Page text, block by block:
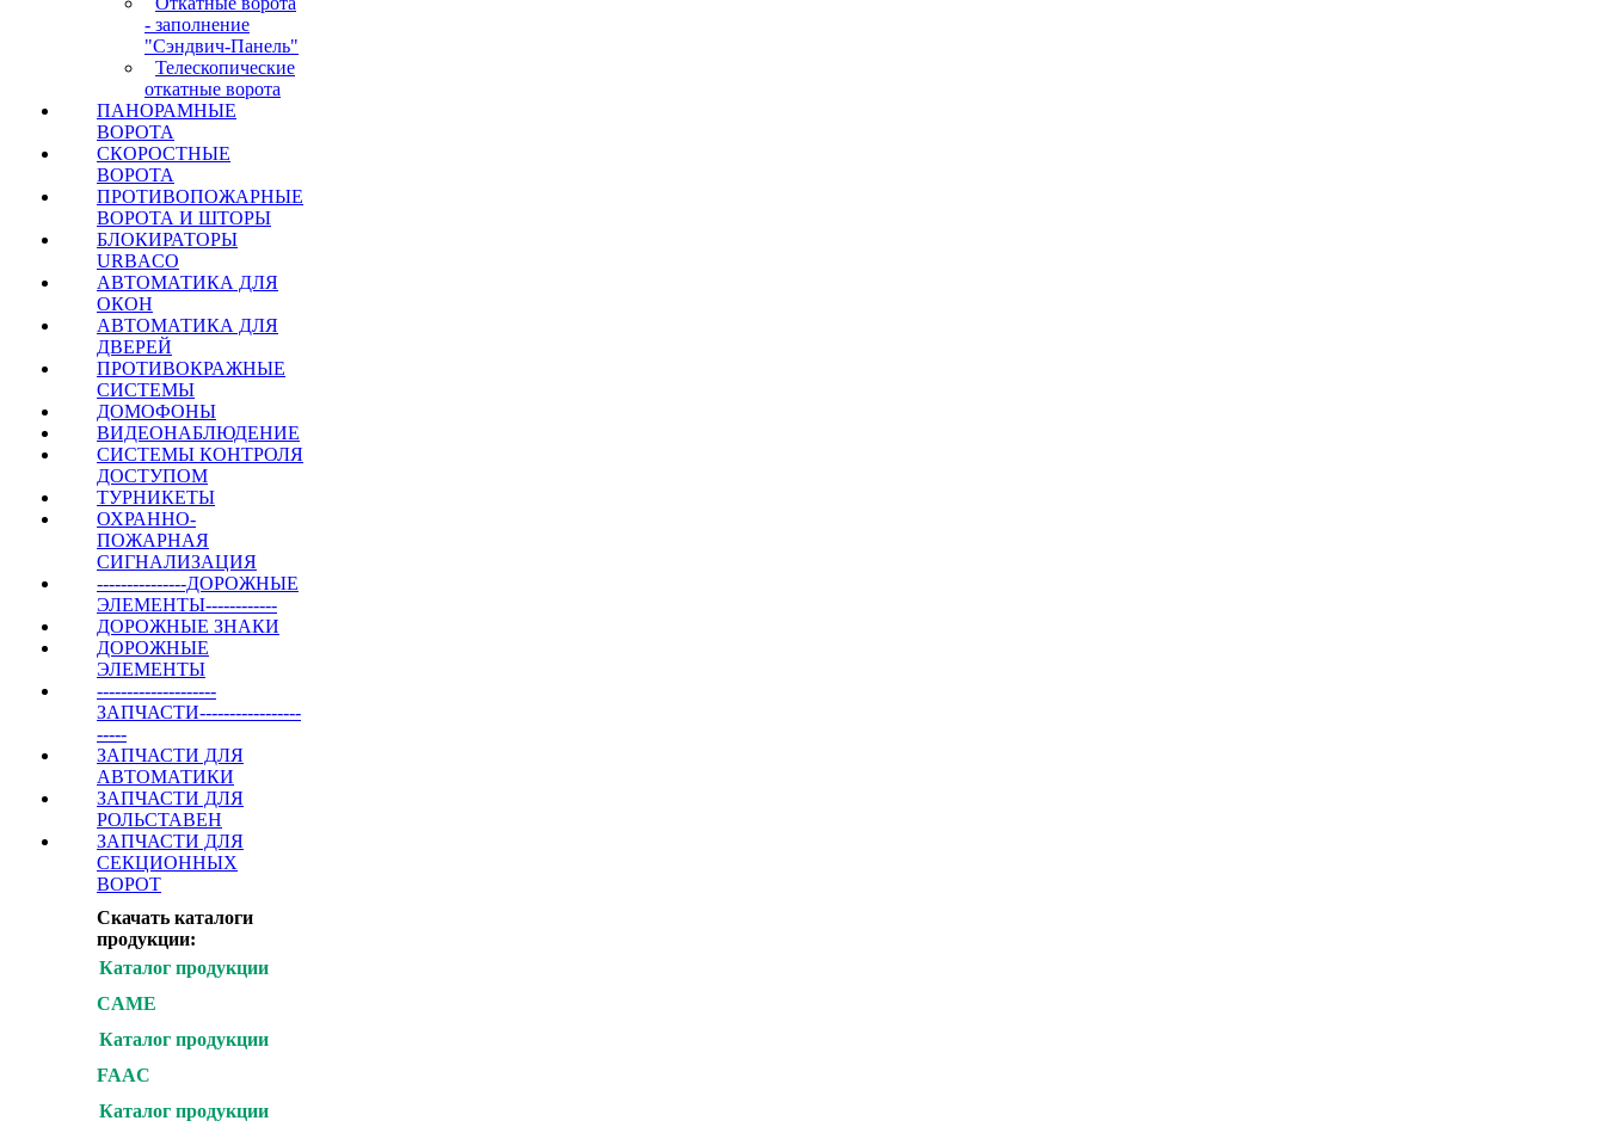
- заполнение
"Сэндвич-Панель"
Телескопические
откатные ворота
ПАНОРАМНЫЕ
ВОРОТА
СКОРОСТНЫЕ
ВОРОТА
ПРОТИВОПОЖАРНЫЕ
ВОРОТА И ШТОРЫ
БЛОКИРАТОРЫ
URBACO
АВТОМАТИКА ДЛЯ
ОКОН
АВТОМАТИКА ДЛЯ
ДВЕРЕЙ
ПРОТИВОКРАЖНЫЕ
СИСТЕМЫ
ДОМОФОНЫ
ВИДЕОНАБЛЮДЕНИЕ
СИСТЕМЫ КОНТРОЛЯ
ДОСТУПОМ
ТУРНИКЕТЫ
ОХРАННО-
ПОЖАРНАЯ
СИГНАЛИЗАЦИЯ
---------------ДОРОЖНЫЕ
ЭЛЕМЕНТЫ------------
ДОРОЖНЫЕ ЗНАКИ
ДОРОЖНЫЕ
ЭЛЕМЕНТЫ
--------------------
ЗАПЧАСТИ-----------------
-----
ЗАПЧАСТИ ДЛЯ
АВТОМАТИКИ
ЗАПЧАСТИ ДЛЯ
РОЛЬСТАВЕН
ЗАПЧАСТИ ДЛЯ
СЕКЦИОННЫХ
ВОРОТ
Скачать каталоги
продукции:
Каталог продукции
CAME
Каталог продукции
FAAC
Каталог продукции